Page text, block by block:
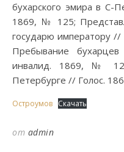
бухарского эмира в С-
1869, № 125;
государю императору
Пребывание
инвалид. 1869, №
Петербурге // Голос.
Остроумов Скачать
от admin